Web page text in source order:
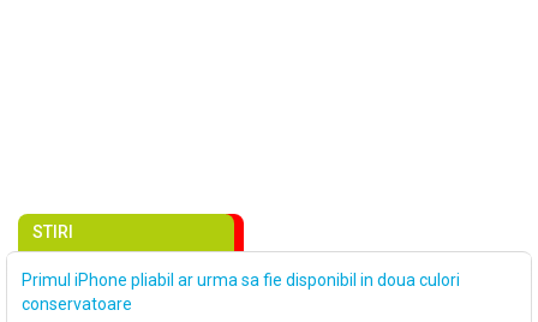
STIRI
Primul iPhone pliabil ar urma sa fie disponibil in doua culori
conservatoare